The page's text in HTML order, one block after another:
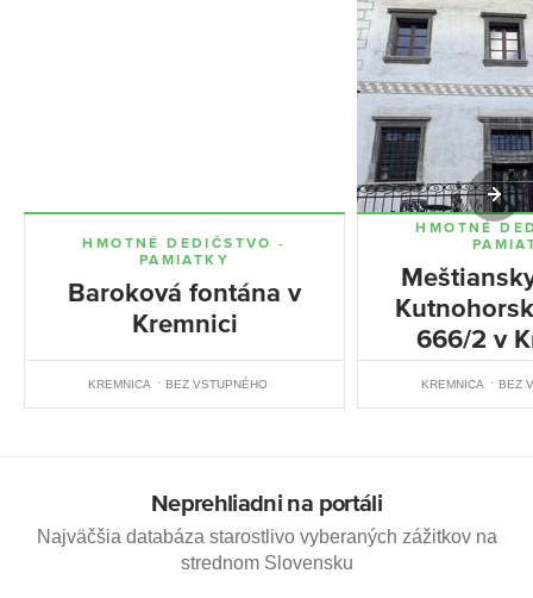
HMOTNÉ DEDIČSTVO -
PAMIATKY
Baroková fontána v
Kremnici
KREMNICA BEZ VSTUPNÉHO
HMOTNÉ
666/2 v
KREMNICA BEZ
Neprehliadni na portáli
Najväčšia databáza starostlivo vyberaných zážitkov na
strednom Slovensku